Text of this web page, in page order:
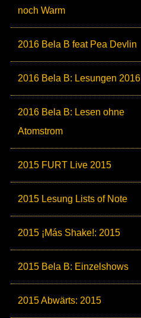
noch Warm
2016 Bela B feat Pea Devlin
2016 Bela B: Lesungen 2016
2016 Bela B: Lesen ohne
Atomstrom
2015 FURT Live 2015
2015 Lesung Lists of Note
2015 ¡Más Shake!: 2015
2015 Bela B: Einzelshows
2015 Abwärts: 2015